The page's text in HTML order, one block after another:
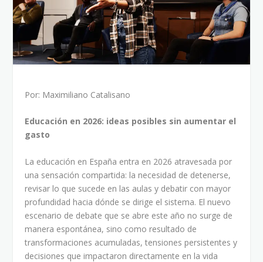
Por: Maximiliano Catalisano
Educación en 2026: ideas posibles sin aumentar el
gasto
La educación en España entra en 2026 atravesada por
una sensación compartida: la necesidad de detenerse,
revisar lo que sucede en las aulas y debatir con mayor
profundidad hacia dónde se dirige el sistema. El nuevo
escenario de debate que se abre este año no surge de
manera espontánea, sino como resultado de
transformaciones acumuladas, tensiones persistentes y
decisiones que impactaron directamente en la vida